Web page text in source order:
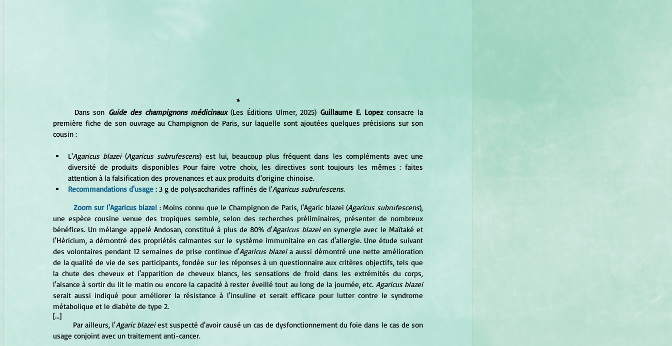
*
	Dans son
Guide des champignons médicinaux (Les Éditions Ulmer, 2025) Guillaume E. Lopez consacre la
première fiche de son ouvrage au Champignon de Paris, sur laquelle sont ajoutées quelques précisions sur son
cousin :
L'Agaricus blazei (Agaricus subrufescens) est lui, beaucoup plus fréquent dans les compléments avec une
diversité de produits disponibles Pour faire votre choix, les directives sont toujours les mêmes : faites
attention à la falsification des provenances et aux produits d'origine chinoise.
Recommandations d'usage : 3 g de polysaccharides raffinés de l'Agaricus subrufescens.
Zoom sur l'Agaricus blazei : Moins connu que le Champignon de Paris, l'Agaric blazei (Agaricus subrufescens),
une espèce cousine venue des tropiques semble, selon des recherches préliminaires, présenter de nombreux
bénéfices. Un mélange appelé Andosan, constitué à plus de 80% d'Agaricus blazei en synergie avec le Maïtaké et
l'Héricium, a démontré des propriétés calmantes sur le système immunitaire en cas d'allergie. Une étude suivant
des volontaires pendant 12 semaines de prise continue d'Agaricus blazei a aussi démontré une nette amélioration
de la qualité de vie de ses participants, fondée sur les réponses à un questionnaire aux critères objectifs, tels que
la chute des cheveux et l'apparition de cheveux blancs, les sensations de froid dans les extrémités du corps,
l'aisance à sortir du lit le matin ou encore la capacité à rester éveillé tout au long de la journée, etc.
Agaricus blazei
serait aussi indiqué pour améliorer la résistance à l'insuline et serait efficace pour lutter contre le syndrome
métabolique et le diabète de type 2.
[...]
	Par ailleurs, l'
Agaric blazei est suspecté d'avoir causé un cas de dysfonctionnement du foie dans le cas de son
usage conjoint avec un traitement anti-cancer.